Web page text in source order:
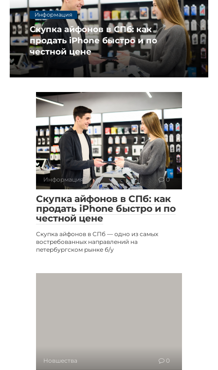
Информация
Скупка айфонов в СПб: как
продать iPhone быстро и по
честной цене
Информация 0
Скупка айфонов в СПб: как
продать iPhone быстро и по
честной цене
Скупка айфонов в СПб — одно из самых
востребованных направлений на
петербургском рынке б/у
Новшества 0